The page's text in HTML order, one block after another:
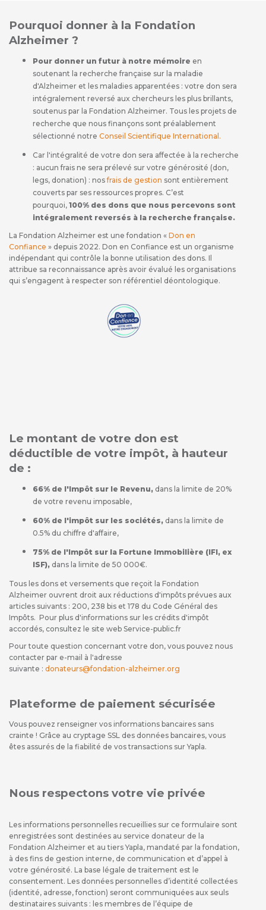
Pourquoi donner à la Fondation
Alzheimer ?
Pour donner un futur à notre mémoire en
soutenant la recherche française sur la maladie
d'Alzheimer et les maladies apparentées : votre don sera
intégralement reversé aux chercheurs les plus brillants,
soutenus par la Fondation Alzheimer. Tous les projets de
recherche que nous finançons sont préalablement
sélectionné notre Conseil Scientifique International .
Car l'intégralité de votre don sera affectée à la recherche
: aucun frais ne sera prélevé sur votre générosité (don,
legs, donation) : nosfrais de gestion sont entièrement
couverts par ses ressources propres. C’est
pourquoi, 100% des dons que nous percevons sont
intégralement reversés à la recherche française.
La Fondation Alzheimer est une fondation « Don en
Confiance » depuis 2022. Don en Confiance est un organisme
indépendant qui contrôle la bonne utilisation des dons. Il
attribue sa reconnaissance après avoir évalué les organisations
qui s’engagent à respecter son référentiel déontologique.
Le montant de votre don est
déductible de votre impôt, à hauteur
de :
66% de l'Impôt sur le Revenu, dans la limite de 20%
de votre revenu imposable,
60% de l'impôt sur les sociétés, dans la limite de
0.5% du chiffre d'affaire,
75% de l'Impôt sur la Fortune Immobilière (IFI, ex
ISF), dans la limite de 50 000€.
Tous les dons et versements que reçoit la Fondation
Alzheimer ouvrent droit aux réductions d'impôts prévues aux
articles suivants : 200, 238 bis et 178 du Code Général des
Impôts. Pour plus d'informations sur les crédits d'impôt
accordés, consultez le site web Service-public.fr
Pour toute question concernant votre don, vous pouvez nous
contacter par e-mail à l'adresse
suivante : donateurs@fondation-alzheimer.org
Plateforme de paiement sécurisée
Vous pouvez renseigner vos informations bancaires sans
crainte ! Grâce au cryptage SSL des données bancaires, vous
êtes assurés de la fiabilité de vos transactions sur Yapla.
Nous respectons votre vie privée
Les informations personnelles recueillies sur ce formulaire sont
enregistrées sont destinées au service donateur de la
Fondation Alzheimer et au tiers Yapla, mandaté par la fondation,
à des fins de gestion interne, de communication et d’appel à
votre générosité. La base légale de traitement est le
consentement. Les données personnelles d’identité collectées
(identité, adresse, fonction) seront communiquées aux seuls
destinataires suivants : les membres de l’équipe de